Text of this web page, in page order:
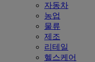
자동차
농업
물류
제조
리테일
헬스케어